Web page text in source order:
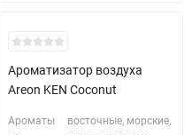
Ароматизатор воздуха
Areon KEN Coconut
Ароматы
восточные, морские,